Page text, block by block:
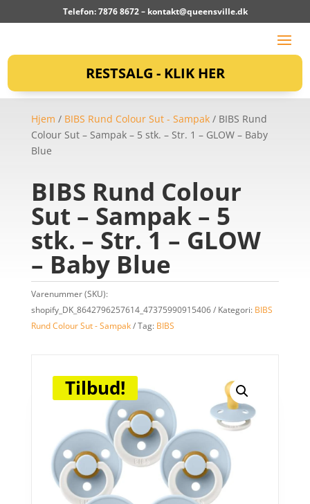
Telefon: 7876 8672 – kontakt@queensville.dk
RESTSALG - KLIK HER
Hjem / BIBS Rund Colour Sut - Sampak/ BIBS Rund
Colour Sut – Sampak – 5 stk. – Str. 1 – GLOW – Baby
Blue
BIBS Rund Colour
Sut – Sampak – 5
stk. – Str. 1 – GLOW
– Baby Blue
Varenummer (SKU):
shopify_DK_8642796257614_47375990915406
Kategori: BIBS
Rund Colour Sut - Sampak
Tag: BIBS
Tilbud!